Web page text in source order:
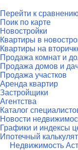
Перейти к
Поик по карте
Новостройки
Квартиры в
Квартиры на
Продажа комнат и
Продажа домов и
Продажа участков
Аренда квартир
Застройщики
Агентства
Каталог
Новости
Графики и индексы
Ипотечный
Недвижимость